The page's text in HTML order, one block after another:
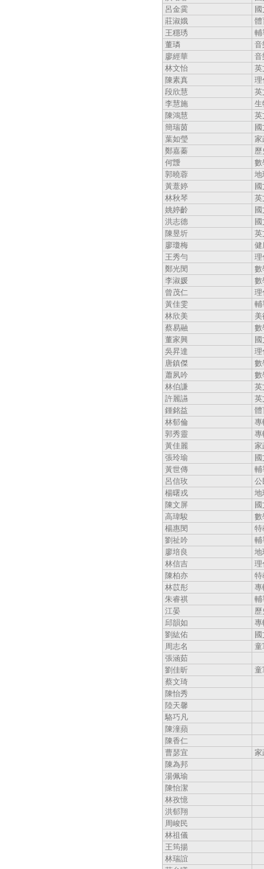
呂金霙
莊淑娥
體
王穩琇
輔
董璘
音
廖經華
音
林文怡
英
陳素真
理
段欣慧
英
李慧施
生
陳鴻慧
英
簡瑞茵
葉如瑩
家
鄭嘉蓁
何靉
數
郭曉蓉
地
黃薏婷
林秋琴
英
姚婷齡
洪志德
陳昱圻
英
廖瓊梅
健
王秀勻
理
鄭光閔
數
李淑媛
數
曾茂仁
理
黃佳雯
輔
林欣美
蔡易融
數
董家興
吳昇達
理
唐鎮傑
數
蕭夙吟
數
林伯謙
英
許麗讌
英
鍾銘益
體
林郁倫
專
郭秀靈
專
黃佳麗
家
張玲瑜
黃世傳
輔
呂信玫
公
楊曙戎
地
陳文屏
高瑋駿
數
楊惠閔
特
劉祉吟
輔
廖培良
地
林信吉
理
陳柏亦
特
林苡彤
專
朱睿祺
輔
江晏
邱韻如
專
劉紘佑
周志名
童
張涵茹
劉佳昕
童
蔡文琦
陳怡秀
陸天馨
駱巧凡
陳潼蘋
陳香仁
曹瑟宜
家
陳為邦
湯佩瑜
陳怡潔
林孜憶
洪郁翔
周峻民
林祖儀
王筠揚
林瑞誼